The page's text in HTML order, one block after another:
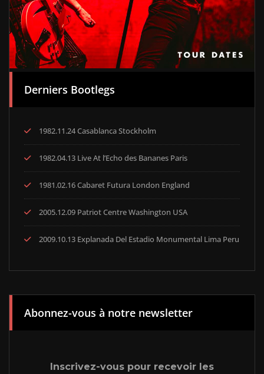
Derniers Bootlegs
1982.11.24 Casablanca Stockholm
1982.04.13 Live At l’Echo des Bananes Paris
1981.02.16 Cabaret Futura London England
2005.12.09 Patriot Centre Washington USA
2009.10.13 Explanada Del Estadio Monumental Lima Peru
Abonnez-vous à notre newsletter
Inscrivez-vous pour recevoir les